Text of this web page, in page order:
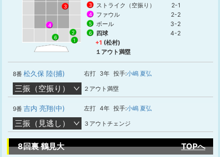
1
2
3
4
6
3 ストライク（空振り） 2-1
4 ファウル 2-2
5 ボール 3-2
6 四球
4-2
+1 (松村)
１アウト満塁
8番 松久保 陸(捕) 右打 3年 投手:小嶋 夏弘
三振（空振り） ２アウト満塁
9番 吉内 亮翔(中) 左打 4年 投手:小嶋 夏弘
三振（見逃し） ３アウトチェンジ
8回裏 鶴見大 TOPへ